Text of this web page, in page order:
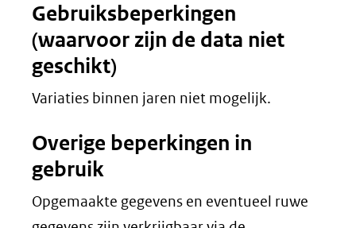
Gebruiksbeperkingen
(waarvoor zijn de data niet
geschikt)
Variaties binnen jaren niet mogelijk.
Overige beperkingen in
gebruik
Opgemaakte gegevens en eventueel ruwe